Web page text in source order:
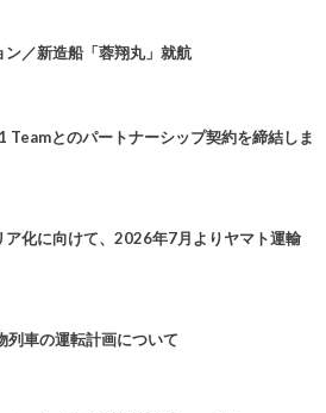
／新造船「蓉翔丸」就航
Teamとのパートナーシップ契約を締結しま
ア化に向けて、2026年7月よりヤマト運輸
列車の運転計画について